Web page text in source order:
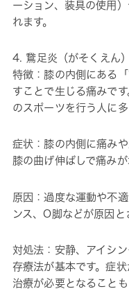
ーション、装具の使用
れます。
4. 鵞足炎（がそくえん）
特徴：膝の内側にある
すことで生じる痛みで
のスポーツを行う人に多
症状：膝の内側に痛み
膝の曲げ伸ばしで痛みが
原因：過度な運動や不
ンス、O脚などが原因と
対処法：安静、アイシ
存療法が基本です。症
治療が必要となることも